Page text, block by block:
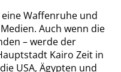
Waffenruhe und
Auch wenn die
– werde der
Kairo Zeit in
USA, Ägypten und